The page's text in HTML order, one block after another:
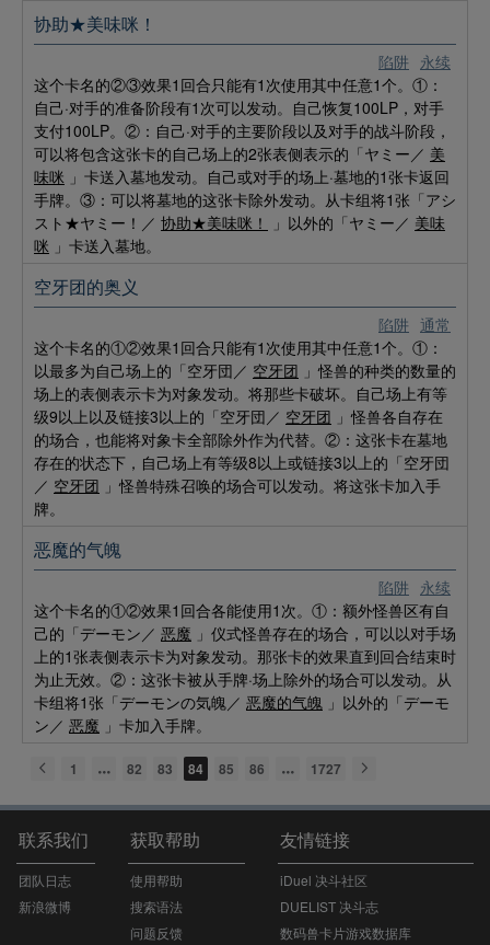
陷阱 永续
协助★美味咪！
这个卡名的②③效果1回合只能有1次使用其中任意1个。①：
自己·对手的准备阶段有1次可以发动。自己恢复100LP，对手
支付100LP。②：自己·对手的主要阶段以及对手的战斗阶段，
可以将包含这张卡的自己场上的2张表侧表示的「ヤミー／ 美
味咪 」卡送入墓地发动。自己或对手的场上·墓地的1张卡返回
手牌。③：可以将墓地的这张卡除外发动。从卡组将1张「アシ
スト★ヤミー！／ 协助★美味咪！ 」以外的「ヤミー／ 美味
咪 」卡送入墓地。
陷阱 通常
空牙团的奥义
这个卡名的①②效果1回合只能有1次使用其中任意1个。①：
以最多为自己场上的「空牙団／ 空牙团 」怪兽的种类的数量的
场上的表侧表示卡为对象发动。将那些卡破坏。自己场上有等
级9以上以及链接3以上的「空牙団／ 空牙团 」怪兽各自存在
的场合，也能将对象卡全部除外作为代替。②：这张卡在墓地
存在的状态下，自己场上有等级8以上或链接3以上的「空牙団
／ 空牙团 」怪兽特殊召唤的场合可以发动。将这张卡加入手
牌。
陷阱 永续
恶魔的气魄
这个卡名的①②效果1回合各能使用1次。①：额外怪兽区有自
己的「デーモン／ 恶魔 」仪式怪兽存在的场合，可以以对手场
上的1张表侧表示卡为对象发动。那张卡的效果直到回合结束时
为止无效。②：这张卡被从手牌·场上除外的场合可以发动。从
卡组将1张「デーモンの気魄／ 恶魔的气魄 」以外的「デーモ
ン／ 恶魔 」卡加入手牌。
1 82 83 84 85 86 1727
联系我们
团队日志
新浪微博
获取帮助
使用帮助
搜索语法
问题反馈
友情链接
iDuel 决斗社区
DUELIST 决斗志
数码兽卡片游戏数据库